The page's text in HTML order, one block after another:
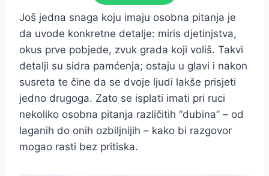
Još jedna snaga koju imaju osobna pitanja je
da uvode konkretne detalje: miris djetinjstva,
okus prve pobjede, zvuk grada koji voliš. Takvi
detalji su sidra pamćenja; ostaju u glavi i nakon
susreta te čine da se dvoje ljudi lakše prisjeti
jedno drugoga. Zato se isplati imati pri ruci
nekoliko osobna pitanja različitih “dubina” – od
laganih do onih ozbiljnijih – kako bi razgovor
mogao rasti bez pritiska.